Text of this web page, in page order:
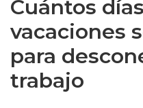
Cuántos
vacaciones
para
trabajo